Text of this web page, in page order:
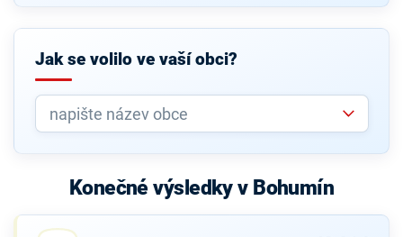
Jak se volilo ve vaší obci?
Konečné výsledky v Bohumín